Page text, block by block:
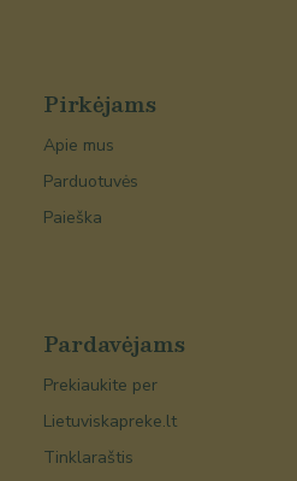
Pirkėjams
Apie mus
Parduotuvės
Paieška
Pardavėjams
Prekiaukite per
Lietuviskapreke.lt
Tinklaraštis